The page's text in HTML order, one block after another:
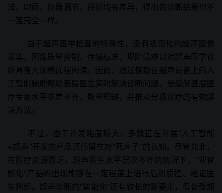
法、切面、仪器调节、经验均有差异，得出的诊断结果也不
一定完全一样。
由于超声医学检查的特殊性，没有规范化的超声图像
采集、图像质量控制、传输标准，现阶段难以对超声医学诊
断具备大规模远程阅读。因此，通过搭载在超声设备上的人
工智能辅助帮助基层医生实时解决诊断问题，是缓解基层医
疗专家水平参差不齐、数量短缺，并推动分级诊疗的有效解
决方法。
不过，由于开发难度较大，多数正在开展“人工智能
+超声”开发的产品还停留在对“死片子”的认知。尽管如此，
在医疗资源匮乏，超声医生水平层次不齐的情况下，“亚智
能化”产品的出现能够在一定程度上进行后期质控、验证医
生判断。超声诊断的“智能化”还有较长的路要走，但备受期